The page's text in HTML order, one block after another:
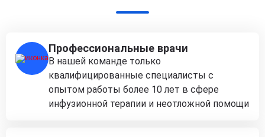
Профессиональные врачи
В нашей команде только
квалифицированные специалисты с
опытом работы более 10 лет в сфере
инфузионной терапии и неотложной помощи